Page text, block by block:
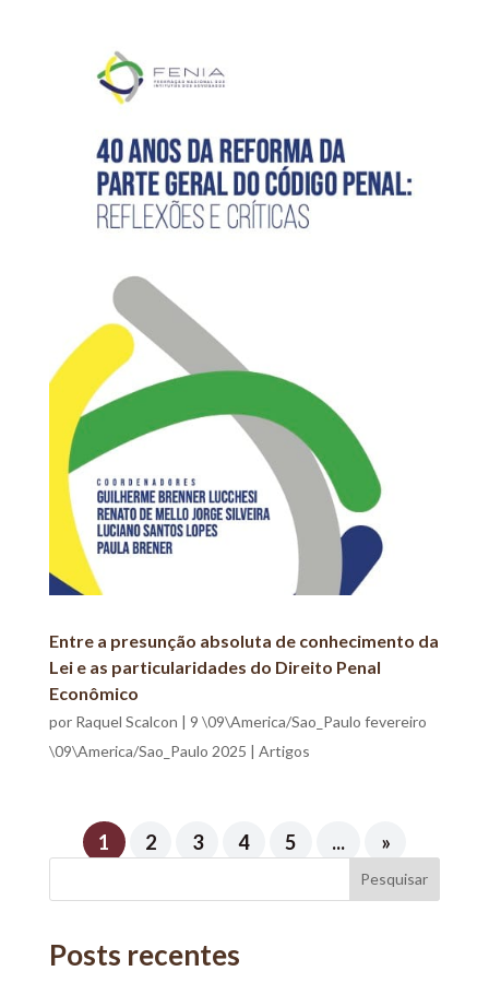
Entre a presunção absoluta de conhecimento da
Lei e as particularidades do Direito Penal
Econômico
por Raquel Scalcon | 9 \09\America/Sao_Paulo fevereiro
\09\America/Sao_Paulo 2025 | Artigos
1 2 3 4 5 ... »
Pesquisar
Posts recentes